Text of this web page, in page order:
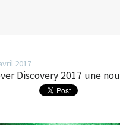
2017
Discovery 2017 une